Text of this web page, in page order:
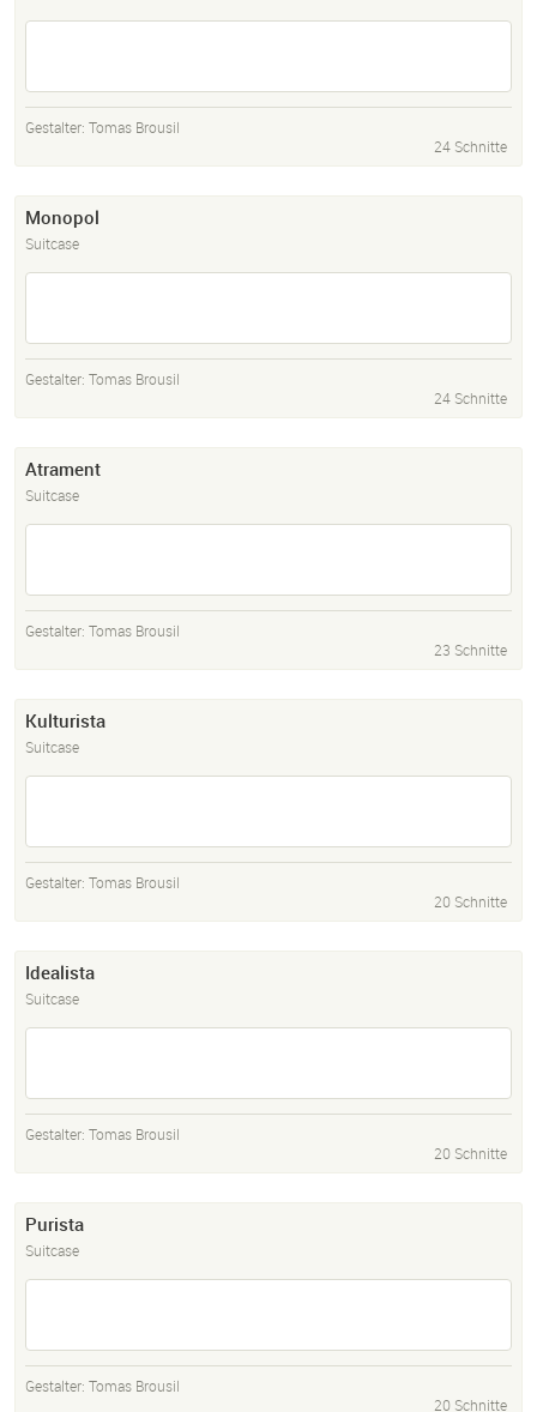
Gestalter: Tomas Brousil
24 Schnitte
Monopol
Suitcase
Gestalter: Tomas Brousil
24 Schnitte
Atrament
Suitcase
Gestalter: Tomas Brousil
23 Schnitte
Kulturista
Suitcase
Gestalter: Tomas Brousil
20 Schnitte
Idealista
Suitcase
Gestalter: Tomas Brousil
20 Schnitte
Purista
Suitcase
Gestalter: Tomas Brousil
20 Schnitte